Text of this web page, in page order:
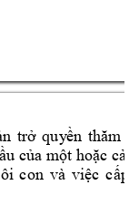
trở quyền thăm
của một hoặc cả
con và việc cấp